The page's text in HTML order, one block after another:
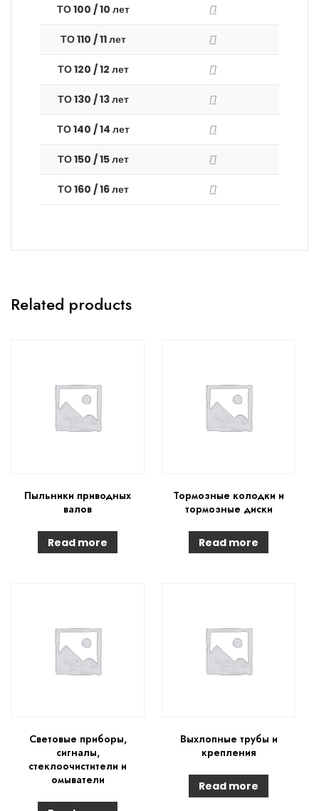
ТО 100 / 10 лет П
ТО 110 / 11 лет П
ТО 120 / 12 лет П
ТО 130 / 13 лет П
ТО 140 / 14 лет П
ТО 150 / 15 лет П
ТО 160 / 16 лет П
Related products
Пыльники приводных
валов
Read more
Тормозные колодки и
тормозные диски
Read more
Световые приборы,
сигналы,
стеклоочистители и
омыватели
Выхлопные трубы и
крепления
Read more